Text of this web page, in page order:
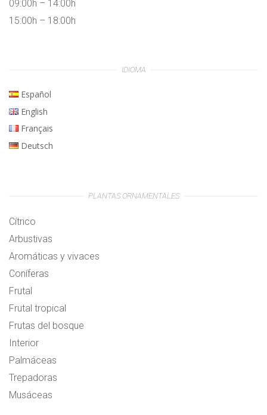
09:00h – 14:00h
15:00h – 18:00h
IDIOMA
Español
English
Français
Deutsch
PLANTAS ORNAMENTALES
Cítrico
Arbustivas
Aromáticas y vivaces
Coníferas
Frutal
Frutal tropical
Frutas del bosque
Interior
Palmáceas
Trepadoras
Musáceas